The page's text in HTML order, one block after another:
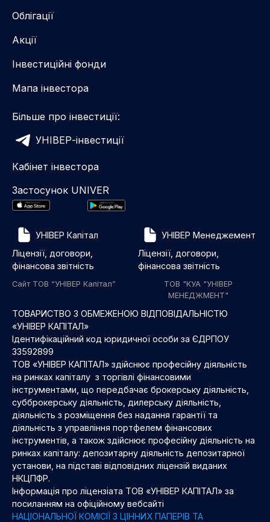
Облігації
Акції
Інвестиційні фонди
Мапа інвестора
Більше про інвестиції:
УНІВЕР-інвестиції
Кабінет інвестора
Застосунок UNIVER
УНІВЕР Капітал
Ліцензії, договори,
фінансова звітність
Сайт ТОВ “УНІВЕР Капітал”
УНІВЕР Менеджемент
Ліцензії, договори,
фінансова звітність
ТОВ "КУА "УНІВЕР
МЕНЕДЖМЕНТ"
ТОВАРИСТВО З ОБМЕЖЕНОЮ ВІДПОВІДАЛЬНІСТЮ
«УНІВЕР КАПІТАЛ»
Ідентифікаційний код юридичної особи за ЄДРПОУ
33592899
ТОВ «УНІВЕР КАПІТАЛ» здійснює професійну діяльність
на ринках капіталу з торгівлі фінансовими
інструментами, що передбачає брокерську діяльність,
субброкерську діяльність, дилерську діяльність,
діяльність з розміщення без надання гарантії та
діяльність з управління портфелем фінансових
інструментів, а також здійснює професійну діяльність на
ринках капіталу: депозитарну діяльність депозитарної
установи, на підставі відповідних ліцензій виданих
НКЦПФР.
Інформація про ліцензіата ТОВ «УНІВЕР КАПІТАЛ» за
посиланням на офіційному вебсайті
НАЦІОНАЛЬНОЇ КОМІСІЇ З ЦІННИХ ПАПЕРІВ ТА